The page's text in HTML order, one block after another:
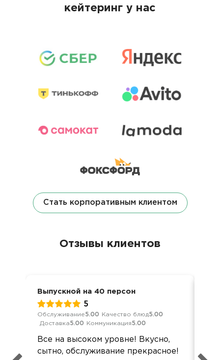
кейтеринг у нас
Стать корпоративным клиентом
Отзывы клиентов
Выпускной на 40 персон
5
Обслуживание5.00 Качество блюд5.00
Доставка5.00 Коммуникация5.00
Все на высоком уровне! Вкусно,
сытно, обслуживание прекрасное!